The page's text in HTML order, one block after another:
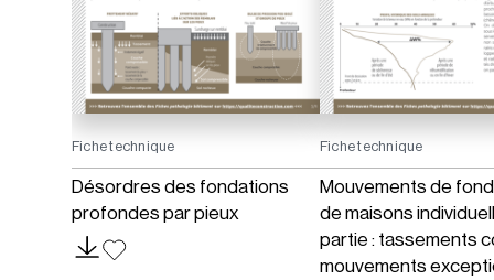
Fiche technique
Désordres des fondations
profondes par pieux
Fiche technique
Mouvements de
de maisons
partie : tassements
mouvements